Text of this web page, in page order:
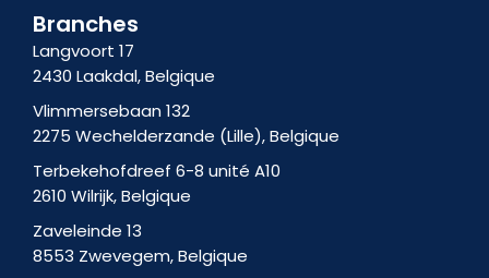
t
a
g
r
a
m
1
i
n
Branches
Langvoort 17
2430 Laakdal, Belgique
Vlimmersebaan 132
2275 Wechelderzande (Lille), Belgique
Terbekehofdreef 6-8 unité A10
2610 Wilrijk, Belgique
Zaveleinde 13
8553 Zwevegem, Belgique